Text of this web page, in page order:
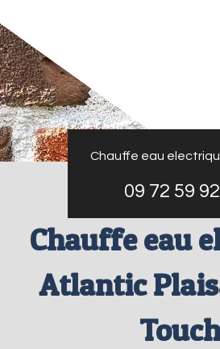
Chauffe eau
09 72 59
Chauffe eau
Atlantic